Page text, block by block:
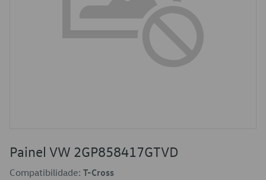
Painel VW 2GP858417GTVD
Compatibilidade: T-Cross